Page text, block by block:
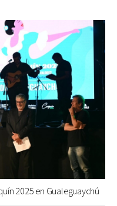
2025 en Gualeguaychú